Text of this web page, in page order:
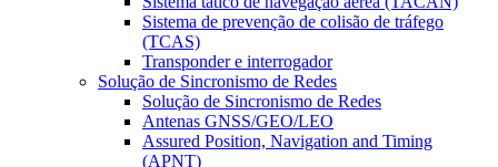
Sistema de prevenção de colisão de tráfego
(TCAS)
Transponder e interrogador
Solução de Sincronismo de Redes
Solução de Sincronismo de Redes
Antenas GNSS/GEO/LEO
Assured Position, Navigation and Timing
(APNT)